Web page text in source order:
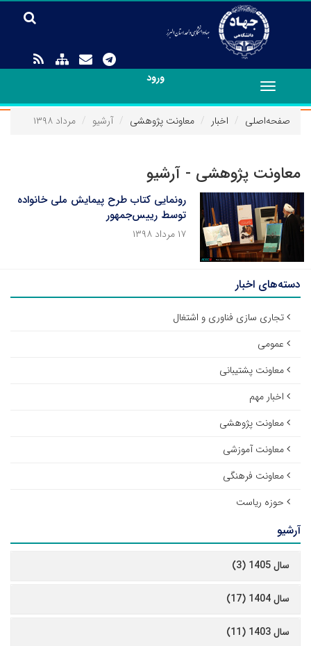
ورود
Toggle
navigation
صفحه‌اصلی
اخبار معاونت پژوهشی آرشیو مرداد ۱۳۹۸
معاونت پژوهشی - آرشیو
رونمایی کتاب طرح پیمایش ملی خانواده
توسط رییس‌جمهور
۱۷ مرداد ۱۳۹۸
دسته‌های اخبار
تجاری سازی فناوری و اشتغال
عمومی
معاونت پشتیبانی
اخبار مهم
معاونت پژوهشی
معاونت آموزشی
معاونت فرهنگی
حوزه ریاست
آرشیو
سال 1405 (3)
سال 1404 (17)
سال 1403 (11)